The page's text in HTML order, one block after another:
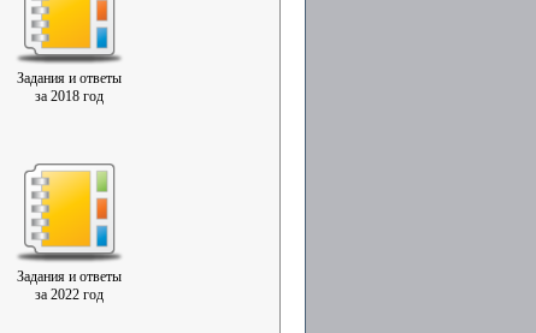
Задания и ответы
за 2018 год
Задания и ответы
за 2022 год